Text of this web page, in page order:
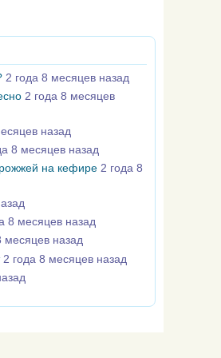
2 года 8 месяцев назад
2 года 8 месяцев
назад
8 месяцев назад
на кефире 2 года 8
8 месяцев назад
месяцев назад
2 года 8 месяцев назад